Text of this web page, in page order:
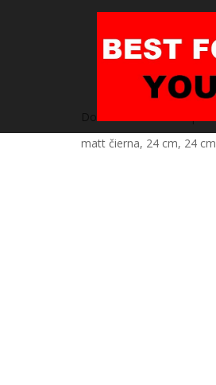
matt čierna, 24 cm, 24 cm